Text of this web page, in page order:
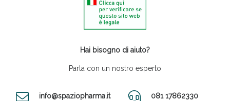
Hai bisogno di aiuto?
Parla con un nostro esperto
info@spaziopharma.it 081 17862330